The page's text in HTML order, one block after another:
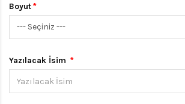
Boyut
Yazılacak İsim